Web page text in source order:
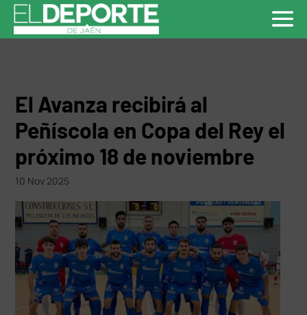
El Avanza recibirá al
Peñíscola en Copa del Rey el
próximo 18 de noviembre
10 Nov 2025